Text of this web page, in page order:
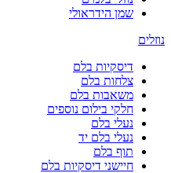
שמן הידראולי
נוזלים
דיסקיות בלם
צלחות בלם
משאבות בלם
חלקי בילום נוספים
נעלי בלם
נעלי בלם יד
תוף בלם
חיישני דיסקיות בלם